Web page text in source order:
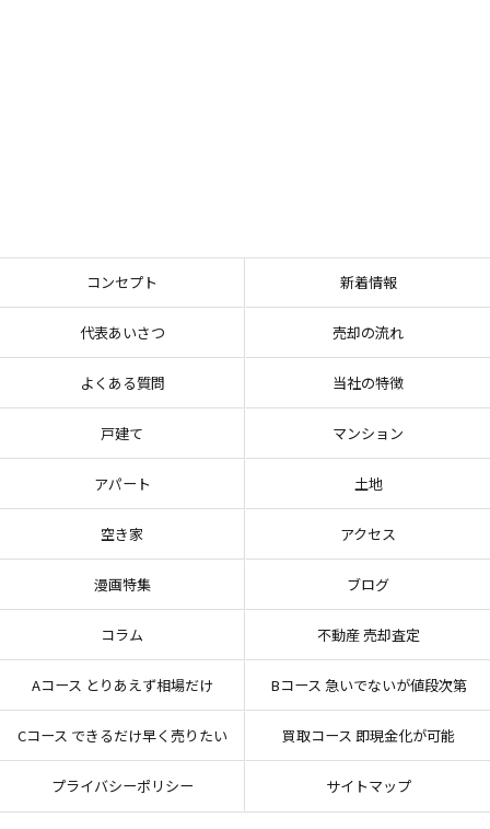
コンセプト 新着情報
代表あいさつ 売却の流れ
よくある質問 当社の特徴
戸建て マンション
アパート 土地
空き家 アクセス
漫画特集 ブログ
コラム 不動産 売却査定
Aコース とりあえず相場だけ Bコース 急いでないが値段次第
Cコース できるだけ早く売りたい 買取コース 即現金化が可能
プライバシーポリシー サイトマップ